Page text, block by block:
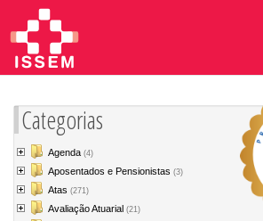
Categorias
Agenda (4)
Aposentados e Pensionistas (3)
Atas (271)
Avaliação Atuarial (21)